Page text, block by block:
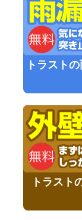
トラスト
トラスト